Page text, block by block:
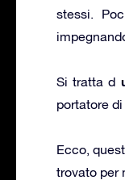
stessi.
Si tratta d
portatore di
Ecco,
trovato per